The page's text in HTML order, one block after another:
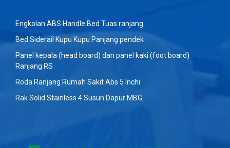
Engkolan ABS Handle Bed Tuas ranjang
Bed Siderail Kupu Kupu Panjang pendek
Panel kepala (head board) dan panel kaki (foot board)
Ranjang RS
Roda Ranjang Rumah Sakit Abs 5 Inchi
Rak Solid Stainless 4 Susun Dapur MBG